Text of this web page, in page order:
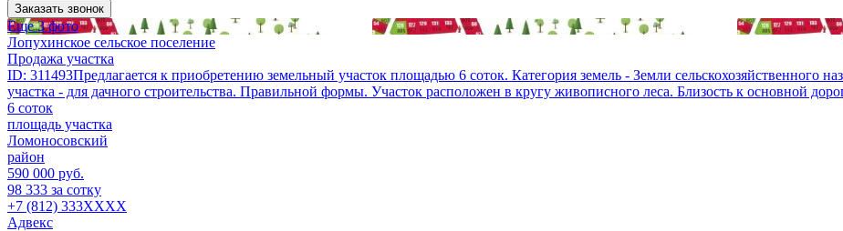
Заказать звонок
Еще 3 фото
Лопухинское сельское поселение
Продажа участка
ID: 311493Предлагается к приобретению земельный участок площадью 6 соток. Категория земель - Земли сельскохозяйственного
участка - для дачного строительства. Правильной формы. Участок расположен в кругу живописного леса. Близость к основной
6 соток
площадь участка
Ломоносовский
район
590 000 руб.
98 333 за сотку
+7 (812) 333XXXX
Адвекс